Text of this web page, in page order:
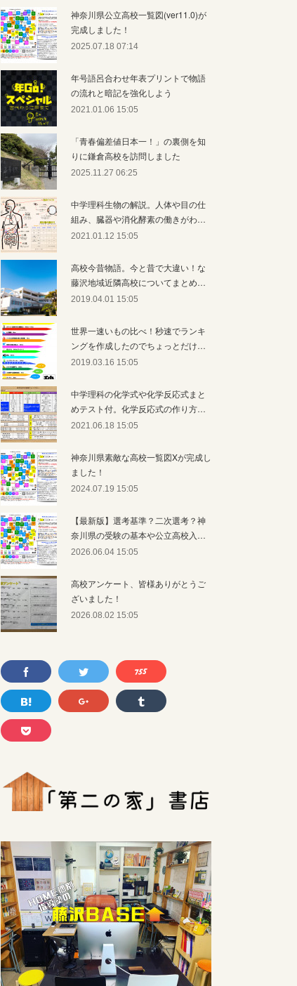
神奈川県公立高校一覧図(ver11.0)が
完成しました！
2025.07.18 07:14
年号語呂合わせ年表プリントで物語
の流れと暗記を強化しよう
2021.01.06 15:05
「青春偏差値日本一！」の裏側を知
りに鎌倉高校を訪問しました
2025.11.27 06:25
中学理科生物の解説。人体や目の仕
組み、臓器や消化酵素の働きがわ…
2021.01.12 15:05
高校今昔物語。今と昔で大違い！な
藤沢地域近隣高校についてまとめ…
2019.04.01 15:05
世界一速いもの比べ！秒速でランキ
ングを作成したのでちょっとだけ…
2019.03.16 15:05
中学理科の化学式や化学反応式まと
めテスト付。化学反応式の作り方…
2021.06.18 15:05
神奈川県素敵な高校一覧図Xが完成し
ました！
2024.07.19 15:05
【最新版】選考基準？二次選考？神
奈川県の受験の基本や公立高校入…
2026.06.04 15:05
高校アンケート、皆様ありがとうご
ざいました！
2026.08.02 15:05